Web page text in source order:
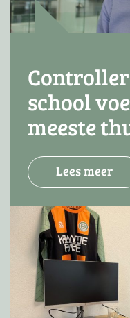
Controller
school
meeste
Lees meer